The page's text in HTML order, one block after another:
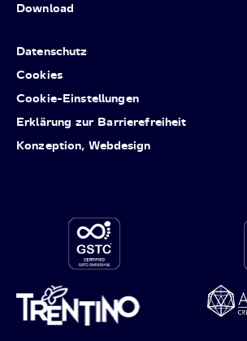
Download
Datenschutz
Cookies
Cookie-Einstellungen
Erklärung zur Barrierefreiheit
Konzeption, Webdesign